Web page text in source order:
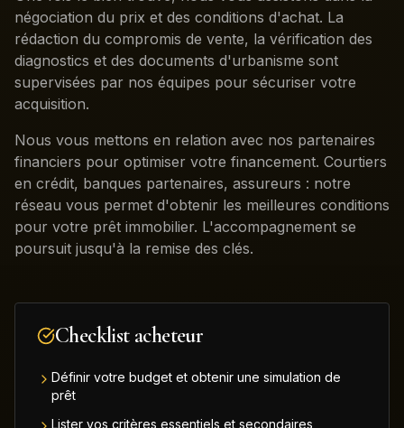
négociation du prix et des conditions d'achat. La
rédaction du compromis de vente, la vérification des
diagnostics et des documents d'urbanisme sont
supervisées par nos équipes pour sécuriser votre
acquisition.
Nous vous mettons en relation avec nos partenaires
financiers pour optimiser votre financement. Courtiers
en crédit, banques partenaires, assureurs : notre
réseau vous permet d'obtenir les meilleures conditions
pour votre prêt immobilier. L'accompagnement se
poursuit jusqu'à la remise des clés.
Checklist acheteur
Définir votre budget et obtenir une simulation de
prêt
Lister vos critères essentiels et secondaires